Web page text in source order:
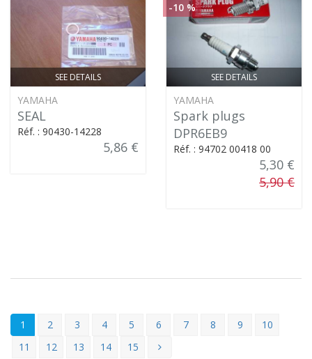
SEE DETAILS
YAMAHA
SEAL
Réf. : 90430-14228
5,86 €
SEE DETAILS
-10 %
YAMAHA
Spark plugs
DPR6EB9
Réf. : 94702 00418 00
5,30 €
5,90 €
1 2 3 4 5 6 7 8 9
10
11
12 13 14 15